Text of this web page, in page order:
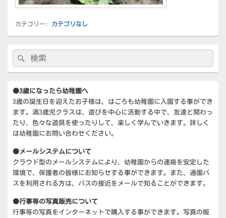
カテゴリー: カテゴリなし
ン
ド
バ
ー
ウ
ェ
エ
リ
索:
検
索
●3歳になったら幼稚園へ
3歳の誕生日を迎えたお子様は、はごろも幼稚園に入園する事ができ
ます。満3歳児クラスは、遊びを中心に活動する中で、友達と関わっ
たり、色々な遊具を使ったりして、楽しく学んでいきます。詳しく
は幼稚園にお問い合わせください。
●メールシステムについて
クラウド型のメールシステムにより、幼稚園からの連絡を安定した
環境で、保護者の皆様にお知らせする事ができます。また、通園バ
スを利用される方は、バスの接近をメールで知ることができます。
●行事等の写真販売について
行事等の写真をインターネットで購入する事ができます。写真の販